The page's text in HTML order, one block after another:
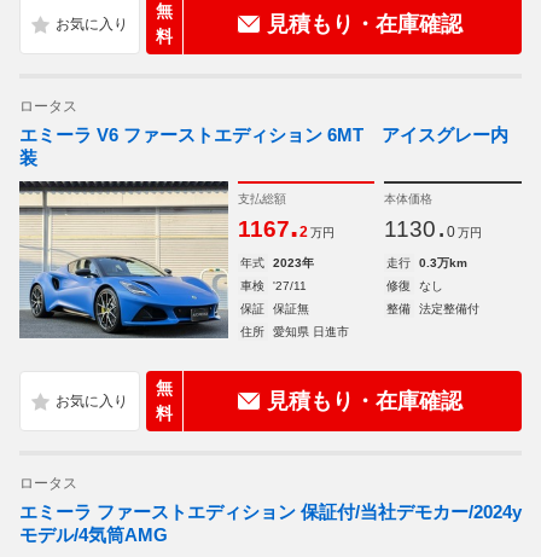
無
料
見積もり・在庫確認
ロータス
エミーラ V6 ファーストエディション 6MT アイスグレー内
装
支払総額
1167.2 万円
本体価格
1130. 0 万円
年式 2023年 走行
0.3万km
車検
'27/11 修復
なし
保証
保証無 整備
法定整備付
住所
愛知県 日進市
無
料
見積もり・在庫確認
ロータス
エミーラ ファーストエディション 保証付/当社デモカー/2024y
モデル/4気筒AMG